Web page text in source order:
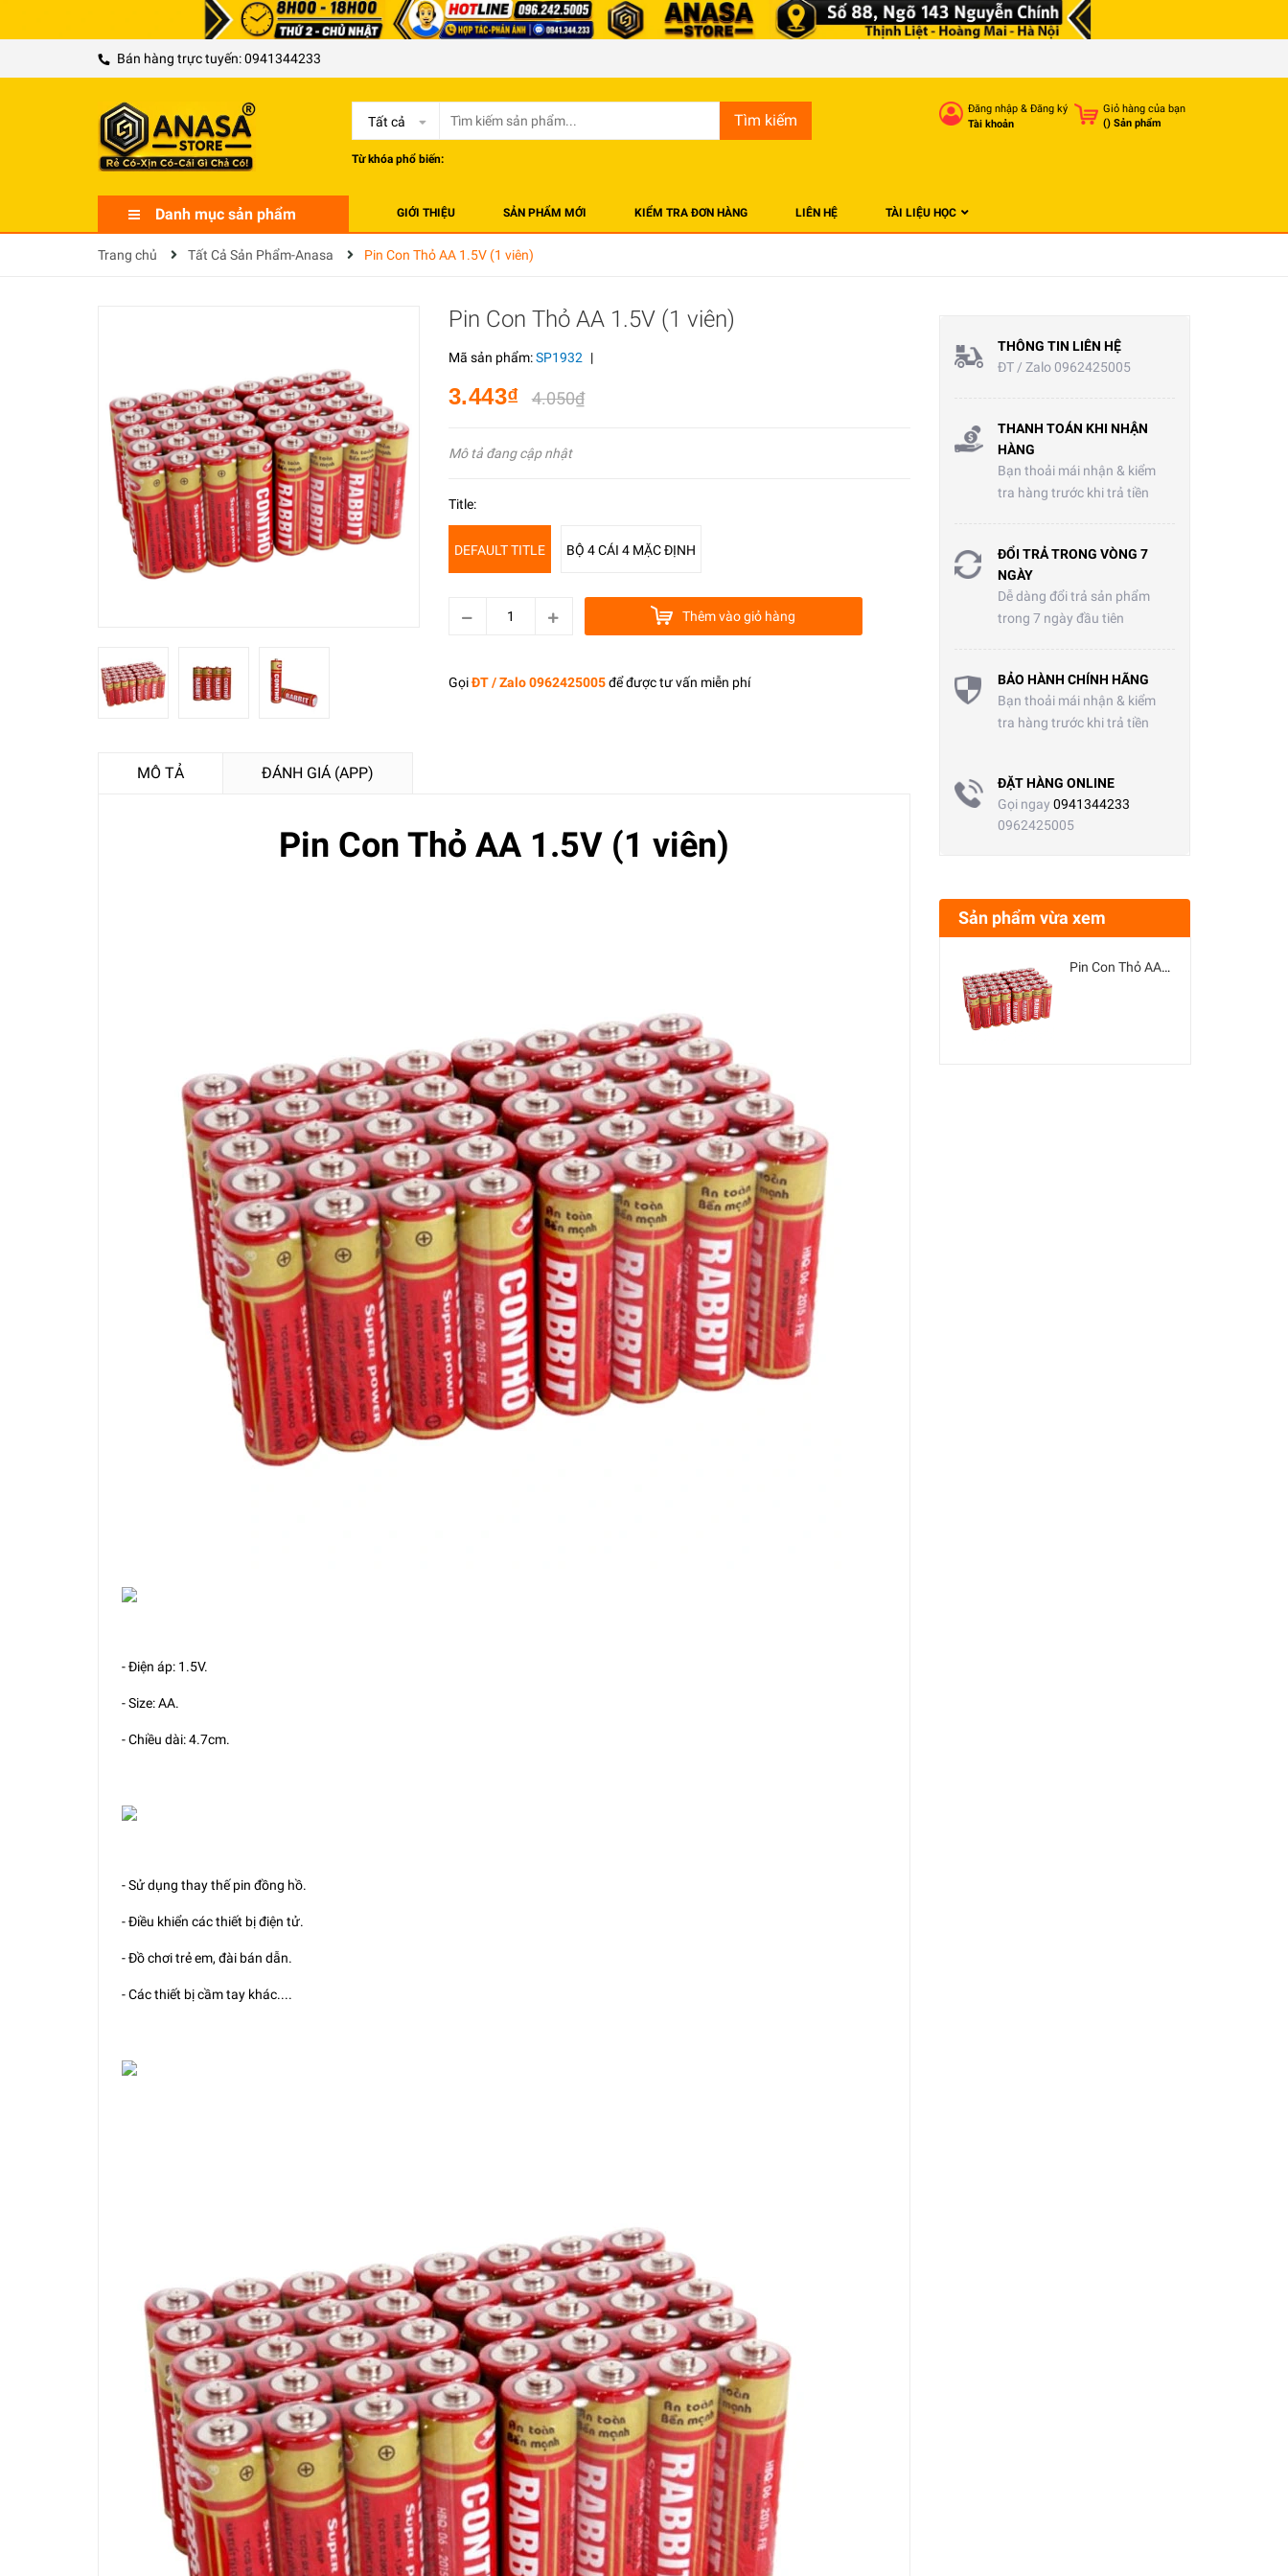
Bán hàng trực tuyến:0941344233
Tất cả Tìm kiếm
Từ khóa phổ biến:
Đăng nhập& Đăng ký
Tài khoản
Giỏ hàng của bạn
() Sản phẩm
Danh mục sản phẩm GIỚI THIỆU SẢN PHẨM MỚI KIỂM TRA ĐƠN HÀNG LIÊN HỆ TÀI LIỆU HỌC
Trang chủ Tất Cả Sản Phẩm-Anasa Pin Con Thỏ AA 1.5V (1 viên)
Pin Con Thỏ AA 1.5V (1 viên)
Mã sản phẩm:SP1932 |
3.443₫ 4.050₫
Mô tả đang cập nhật
Title:
DEFAULT TITLE BỘ 4 CÁI 4 MẶC ĐỊNH
Thêm vào giỏ hàng
GọiĐT / Zalo 0962425005để được tư vấn miễn phí
MÔ TẢ ĐÁNH GIÁ (APP)
Pin Con Thỏ AA 1.5V (1 viên)
- Điện áp: 1.5V.
- Size: AA.
- Chiều dài: 4.7cm.
- Sử dụng thay thế pin đồng hồ.
- Điều khiển các thiết bị điện tử.
- Đồ chơi trẻ em, đài bán dẫn.
- Các thiết bị cầm tay khác....
THÔNG TIN LIÊN HỆ
ĐT / Zalo 0962425005
THANH TOÁN KHI NHẬN
HÀNG
Bạn thoải mái nhận & kiểm
tra hàng trước khi trả tiền
ĐỔI TRẢ TRONG VÒNG 7
NGÀY
Dễ dàng đổi trả sản phẩm
trong 7 ngày đầu tiên
BẢO HÀNH CHÍNH HÃNG
Bạn thoải mái nhận & kiểm
tra hàng trước khi trả tiền
ĐẶT HÀNG ONLINE
Gọi ngay 0941344233
0962425005
Sản phẩm vừa xem
Pin Con Thỏ AA 1.5V (1 viên)